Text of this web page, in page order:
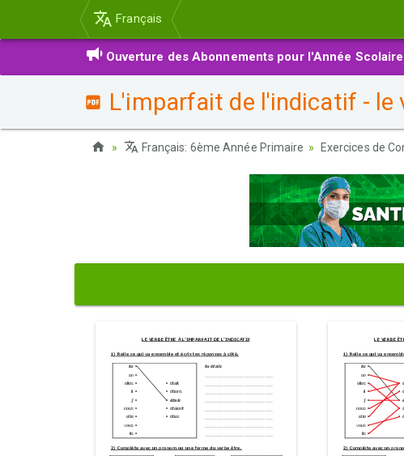
Français
Ouverture des Abonnements pour l'Année
L'imparfait de l'indicatif - le
Français: 6ème Année Primaire Exercices de